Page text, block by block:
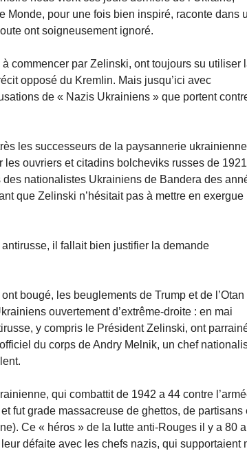
pour une fois bien inspiré, raconte dans
ont soigneusement ignoré.
commencer par Zelinski, ont toujours su utiliser
opposé du Kremlin. Mais jusqu’ici avec
de « Nazis Ukrainiens » que portent
les successeurs de la paysannerie
ouvriers et citadins bolcheviks russes de
nationalistes Ukrainiens de Bandera des
que Zelinski n’hésitait pas à mettre en exergue
il fallait bien justifier la demande
bougé, les beuglements de Trump et de l’Otan
ouvertement d’extrême-droite : en mai
y compris le Président Zelinski, ont
du corps de Andry Melnik, un chef
qui combattit de 1942 a 44 contre
fut grade massacreuse de ghettos, de partisans
Ce « héros » de la lutte anti-Rouges il y a 80
défaite avec les chefs nazis, qui supportaient